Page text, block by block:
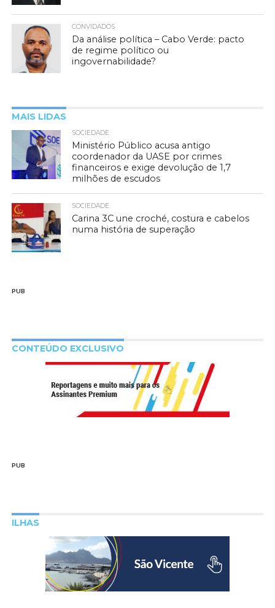
CONVIDADOS
Da análise política – Cabo Verde: pacto
de regime político ou
ingovernabilidade?
MAIS LIDAS
SOCIEDADE
Ministério Público acusa antigo
coordenador da UASE por crimes
financeiros e exige devolução de 1,7
milhões de escudos
SOCIEDADE
Carina 3C une croché, costura e cabelos
numa história de superação
PUB
CONTEÚDO EXCLUSIVO
PUB
ILHAS